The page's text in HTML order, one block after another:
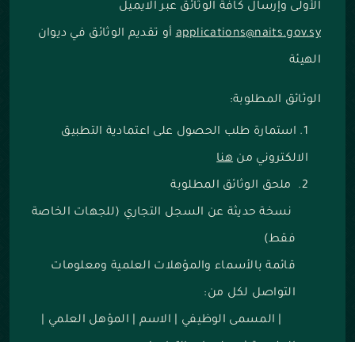
الأولى وإرسال كافة الوثائق عبر الايميل
applications@naits.gov.syأو تقديم الوثائق في ديوان
الهيئة
الوثائق المطلوبة:
استمارة طلب الحصول على اعتمادية التطبيق
الالكتروني من هنا
ملحق الوثائق المطلوبة
نسخة حديثة عن السجل التجاري (للجهات الخاصة
فقط)
قائمة بالأسماء والمؤهلات العلمية ومعلومات
التواصل لكل من:
المسمى الوظيفي الاسم المؤهل العلمي